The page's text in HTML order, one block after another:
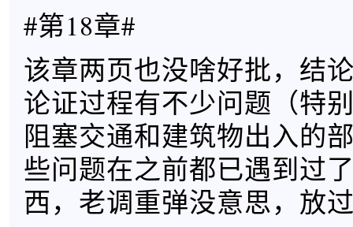
#第18章#
该章两页也没啥好批，结
论证过程有不少问题（特
阻塞交通和建筑物出入的
些问题在之前都已遇到过
西，老调重弹没意思，放